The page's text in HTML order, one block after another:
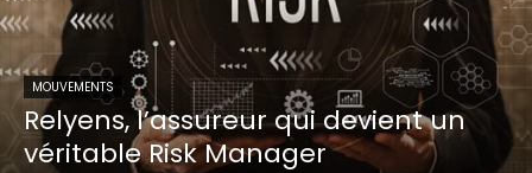
MOUVEMENTS
Relyens, l’assureur qui devient un
véritable Risk Manager